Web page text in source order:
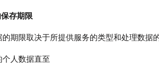
存期限
期限取决于所提供服务的类型和处理数据
个人数据直至